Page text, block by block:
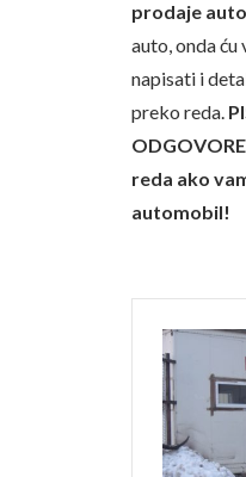
prodaje auto
auto, onda ću
napisati i
preko reda.
reda ako
automobil!